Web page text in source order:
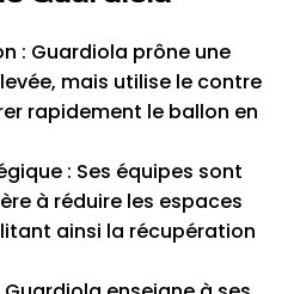
: Guardiola prône une
mais utilise le contre
rapidement le ballon en
: Ses équipes sont
à réduire les espaces
ainsi la récupération